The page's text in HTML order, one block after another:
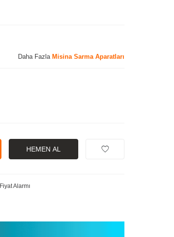
Daha Fazla Misina Sarma Aparatları
HEMEN AL
Fiyat Alarmı